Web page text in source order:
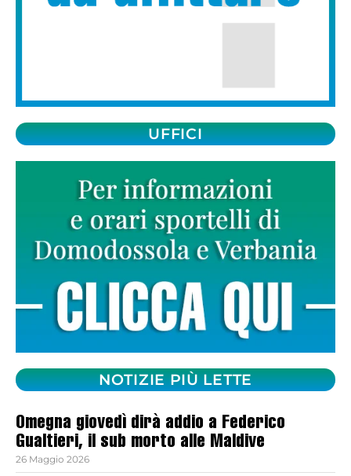
UFFICI
NOTIZIE PIÙ LETTE
Omegna giovedì dirà addio a Federico
Gualtieri, il sub morto alle Maldive
26 Maggio 2026